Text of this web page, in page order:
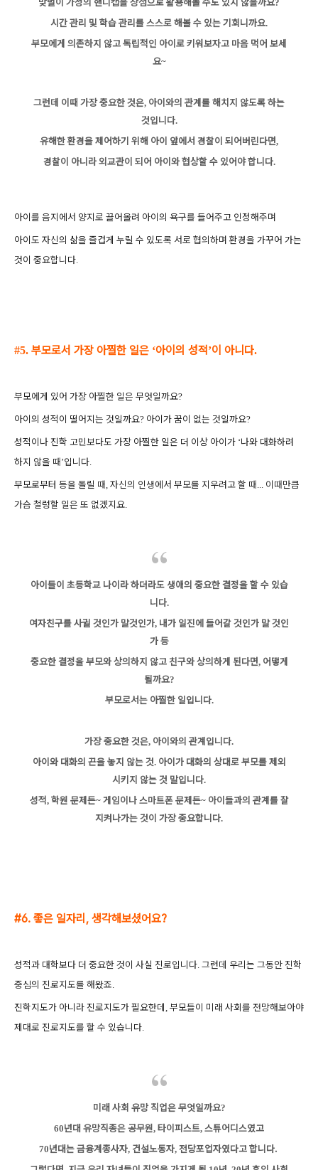
?
시간 관리 및 학습 관리를 스스로 해볼 수 있는 기회니까요.
부모에게 의존하지 않고 독립적인 아이로 키워보자고 마음 먹어 보세
요~
그런데 이때 가장 중요한 것은, 아이와의 관계를 해치지 않도록 하는
것입니다.
유해한 환경을 제어하기 위해 아이 앞에서 경찰이 되어버린다면,
경찰이 아니라 외교관이 되어 아이와 협상할 수 있어야 합니다.
아이를 음지에서 양지로 끌어올려 아이의 욕구를 들어주고 인정해주며
아이도 자신의 삶을 즐겁게 누릴 수 있도록 서로 협의하며 환경을 가꾸어 가는
것이 중요합니다.
#5. 부모로서 가장 아찔한 일은 ‘아이의 성적’이 아니다.
부모에게 있어 가장 아찔한 일은 무엇일까요?
아이의 성적이 떨어지는 것일까요? 아이가 꿈이 없는 것일까요?
성적이나 진학 고민보다도 가장 아찔한 일은 더 이상 아이가 ‘나와 대화하려
하지 않을 때’입니다.
부모로부터 등을 돌릴 때, 자신의 인생에서 부모를 지우려고 할 때... 이때만큼
가슴 철렁할 일은 또 없겠지요.
아이들이 초등학교 나이라 하더라도 생애의 중요한 결정을 할 수 있습
니다.
여자친구를 사귈 것인가 말것인가, 내가 일진에 들어갈 것인가 말 것인
가 등
중요한 결정을 부모와 상의하지 않고 친구와 상의하게 된다면, 어떻게
될까요?
부모로서는 아찔한 일입니다.
가장 중요한 것은, 아이와의 관계입니다.
아이와 대화의 끈을 놓지 않는 것. 아이가 대화의 상대로 부모를 제외
시키지 않는 것 말입니다.
성적, 학원 문제든~ 게임이나 스마트폰 문제든~ 아이들과의 관계를 잘
지켜나가는 것이 가장 중요합니다.
#6. 좋은 일자리, 생각해보셨어요?
성적과 대학보다 더 중요한 것이 사실 진로입니다. 그런데 우리는 그동안 진학
중심의 진로지도를 해왔죠.
진학지도가 아니라 진로지도가 필요한데, 부모들이 미래 사회를 전망해보아야
제대로 진로지도를 할 수 있습니다.
미래 사회 유망 직업은 무엇일까요?
60년대 유망직종은 공무원, 타이피스트, 스튜어디스였고
70년대는 금융계종사자, 건설노동자, 전당포업자였다고 합니다.